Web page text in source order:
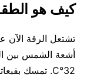
كيف هو
أشعة الشمس بين
32°C. تمسك بقبعاتك: رياح بسرعة 29 كم/س من west.